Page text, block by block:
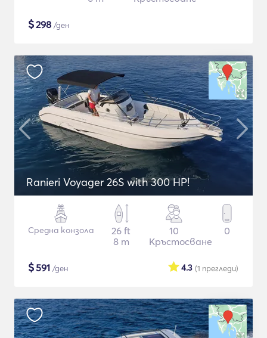
$298 /ден
Ranieri Voyager 26S with 300 HP!
Средна конзола
26 ft
8 m
10
Кръстосване
0
$591 /ден (1 прегледи)
4.3